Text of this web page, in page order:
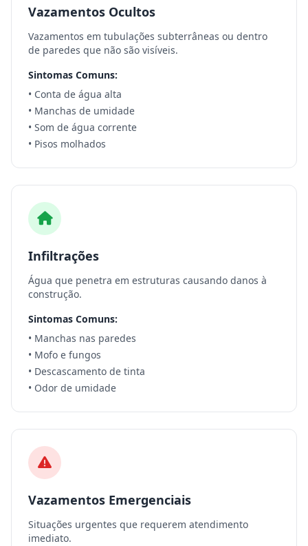
Vazamentos Ocultos
Vazamentos em tubulações subterrâneas ou dentro
de paredes que não são visíveis.
Sintomas Comuns:
• Conta de água alta
• Manchas de umidade
• Som de água corrente
• Pisos molhados
Infiltrações
Água que penetra em estruturas causando danos à
construção.
Sintomas Comuns:
• Manchas nas paredes
• Mofo e fungos
• Descascamento de tinta
• Odor de umidade
Vazamentos Emergenciais
Situações urgentes que requerem atendimento
imediato.